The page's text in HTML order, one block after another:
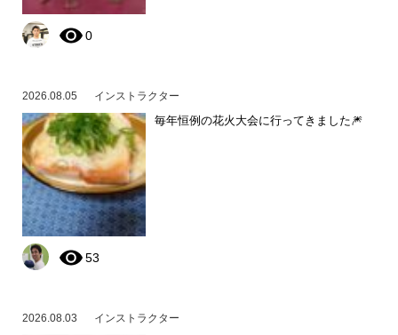
0
2026.08.05 インストラクター
毎年恒例の花火大会に行ってきました🎆
53
2026.08.03 インストラクター